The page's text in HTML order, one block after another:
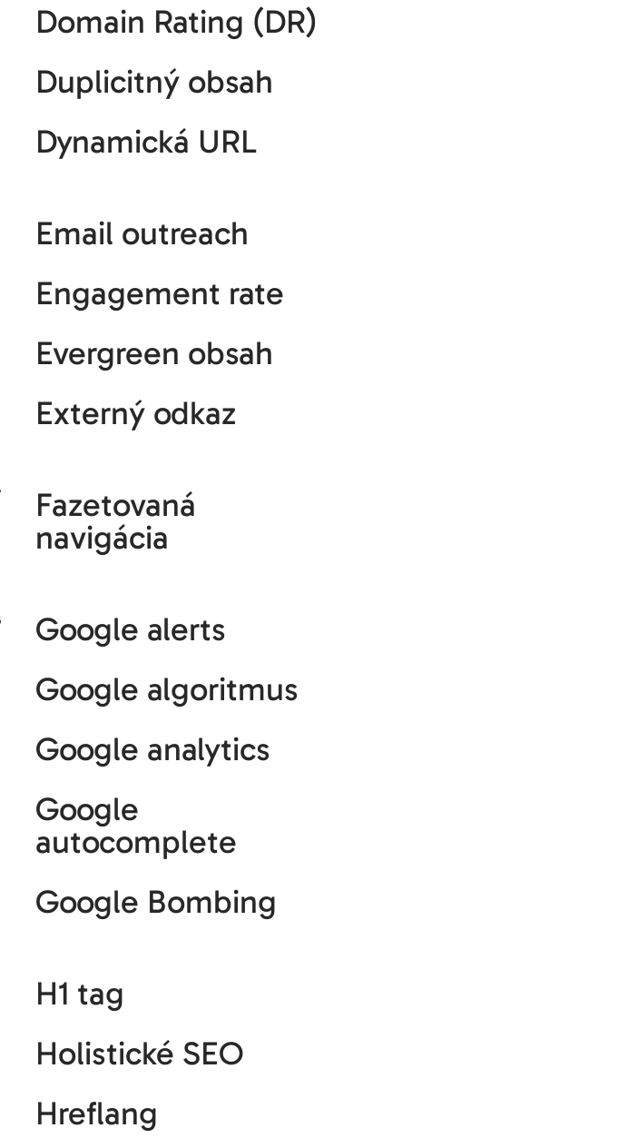
Domain Rating (DR)
Duplicitný obsah
Dynamická URL
Email outreach
Engagement rate
Evergreen obsah
Externý odkaz
Fazetovaná
navigácia
Google alerts
Google algoritmus
Google analytics
Google
autocomplete
Google Bombing
H1 tag
Holistické SEO
Hreflang